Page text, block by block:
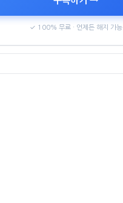
✓ 100% 무료 · 언제든 해지 가능